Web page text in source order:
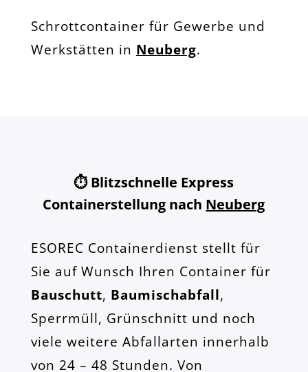
Schrottcontainer für Gewerbe und
Werkstätten in Neuberg.
⏱️ Blitzschnelle Express
Containerstellung nach Neuberg
ESOREC Containerdienst stellt für
Sie auf Wunsch Ihren Container für
Bauschutt, Baumischabfall,
Sperrmüll, Grünschnitt und noch
viele weitere Abfallarten innerhalb
von 24 – 48 Stunden. Von